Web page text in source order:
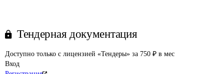
Тендерная документация
Доступно только с лицензией «Тендеры» за 750 ₽ в мес
Вход